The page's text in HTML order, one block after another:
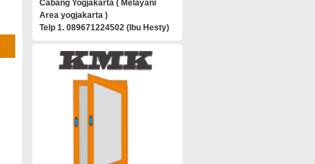
Cabang Yogjakarta ( Melayani
Area yogjakarta )
Telp 1. 089671224502 (Ibu Hesty)